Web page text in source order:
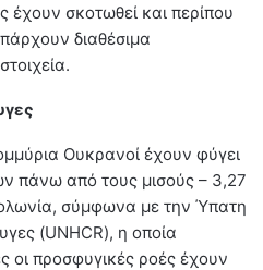
έχουν σκοτωθεί και περίπου
διαθέσιμα
Ουκρανοί έχουν φύγει
πάνω από τους μισούς – 3,27
σύμφωνα με την Ύπατη
(UNHCR), η οποία
οι προσφυγικές ροές έχουν